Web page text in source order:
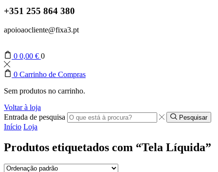
+351 255 864 380
apoioaocliente@fixa3.pt
0 0,00 € 0
0 Carrinho de Compras
Sem produtos no carrinho.
Voltar à loja
Entrada de pesquisa
Pesquisar
Início Loja
Produtos etiquetados com “Tela Líquida”